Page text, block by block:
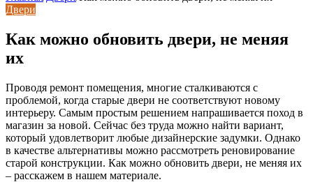
Двери
Как можно обновить двери, не меняя
их
Проводя ремонт помещения, многие сталкиваются с
проблемой, когда старые двери не соответствуют новому
интерьеру. Самым простым решением напрашивается поход в
магазин за новой. Сейчас без труда можно найти вариант,
который удовлетворит любые дизайнерские задумки. Однако
в качестве альтернативы можно рассмотреть реновирование
старой конструкции. Как можно обновить двери, не меняя их
– расскажем в нашем материале.